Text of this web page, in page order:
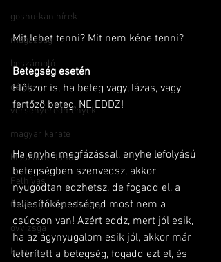
goshu-kan hírek
magasság
beszámoló
célok
versenyeredmények
magyar karate
Mészáros János
Felhívás
Övvizsga követelmény
övvizsga
kata
Mit lehet tenni? Mit nem kéne tenni?
Betegség esetén
Először is, ha beteg vagy, lázas, vagy
fertőző beteg, NE EDDZ!
Ha enyhe megfázással, enyhe lefolyású
betegségben szenvedsz, akkor
nyugodtan edzhetsz, de fogadd el, a
teljesítőképességed most nem a
csúcson van! Azért eddz, mert jól esik,
ha az ágynyugalom esik jól, akkor már
leterített a betegség, fogadd ezt el, és